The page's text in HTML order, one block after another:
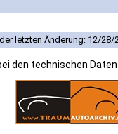
letzten Änderung: 12/28/
den technischen